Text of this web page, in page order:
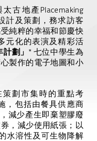
太古地產 Placemaking
計及策劃，務求訪客
純粹的幸福和節慶快
元化的表演及精彩活
劃」 * 七位中學生為
製作的電子地圖和小
策劃市集時的重點考
，包括由餐具供應商
減少產生即棄塑膠廢
，減少使用紙張；以
水溶性及可生物降解